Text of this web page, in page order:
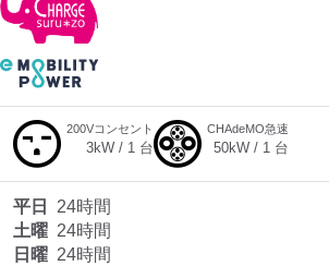
200Vコンセント
3kW / 1 台
CHAdeMO急速
50kW / 1 台
平日
24時間
土曜 24時間
日曜 24時間